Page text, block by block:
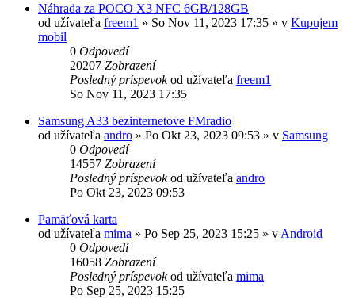
Náhrada za POCO X3 NFC 6GB/128GB
od užívateľa freem1 » So Nov 11, 2023 17:35 » v Kupujem
mobil
0 Odpovedí
20207 Zobrazení
Posledný príspevokod užívateľa freem1
So Nov 11, 2023 17:35
Samsung A33 bezinternetove FMradio
od užívateľa andro » Po Okt 23, 2023 09:53 » v Samsung
0 Odpovedí
14557 Zobrazení
Posledný príspevokod užívateľa andro
Po Okt 23, 2023 09:53
Pamäťová karta
od užívateľa mima » Po Sep 25, 2023 15:25 » v Android
0 Odpovedí
16058 Zobrazení
Posledný príspevokod užívateľa mima
Po Sep 25, 2023 15:25